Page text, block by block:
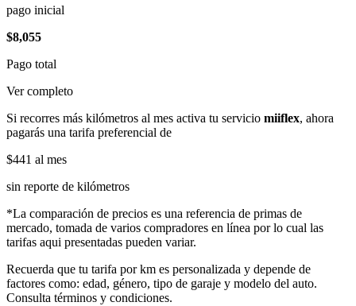
pago inicial
$8,055
Pago total
Ver completo
Si recorres más kilómetros al mes activa tu servicio miiflex, ahora
pagarás una tarifa preferencial de
$441 al mes
sin reporte de kilómetros
*La comparación de precios es una referencia de primas de
mercado, tomada de varios compradores en línea por lo cual las
tarifas aqui presentadas pueden variar.
Recuerda que tu tarifa por km es personalizada y depende de
factores como: edad, género, tipo de garaje y modelo del auto.
Consulta términos y condiciones.